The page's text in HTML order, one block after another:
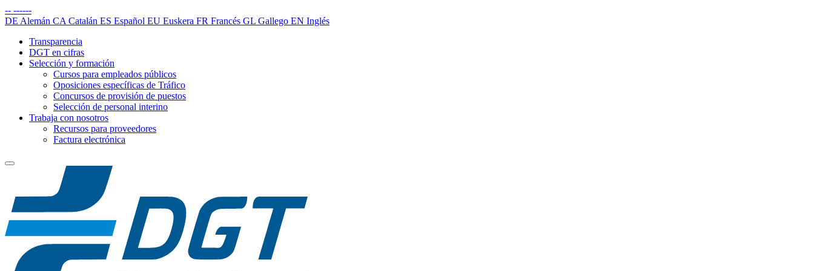
-- ------
DE Alemán CA Catalán ES Español EU Euskera FR Francés GL Gallego EN Inglés
Transparencia
DGT en cifras
Selección y formación
Cursos para empleados públicos
Oposiciones específicas de Tráfico
Concursos de provisión de puestos
Selección de personal interino
Trabaja con nosotros
Recursos para proveedores
Factura electrónica